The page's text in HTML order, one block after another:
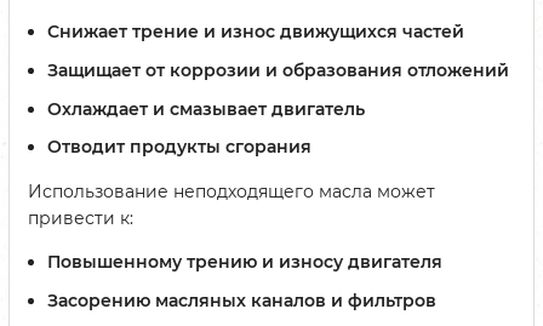
Снижает трение и износ движущихся частей
Защищает от коррозии и образования отложений
Охлаждает и смазывает двигатель
Отводит продукты сгорания
Использование неподходящего масла может
привести к:
Повышенному трению и износу двигателя
Засорению масляных каналов и фильтров